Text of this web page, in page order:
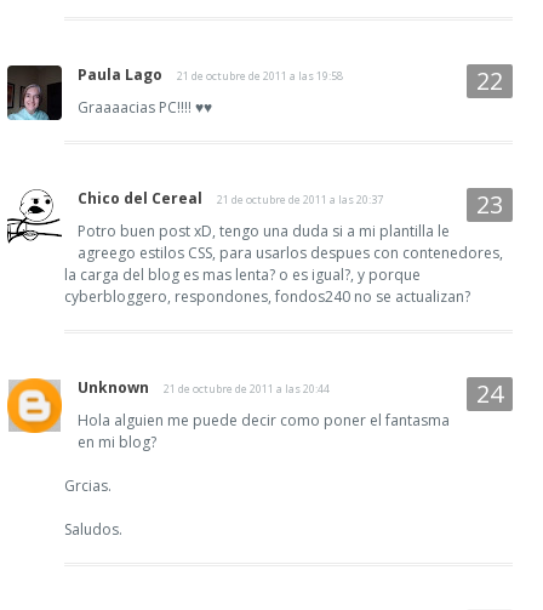
Paula Lago 21 de octubre de 2011 a las 19:58
Graaaacias PC!!!! ♥♥
Chico del Cereal 21 de octubre de 2011 a las 20:37
Potro buen post xD, tengo una duda si a mi plantilla le
agreego estilos CSS, para usarlos despues con contenedores,
la carga del blog es mas lenta? o es igual?, y porque
cyberbloggero, respondones, fondos240 no se actualizan?
Unknown 21 de octubre de 2011 a las 20:44
Hola alguien me puede decir como poner el fantasma
en mi blog?
Grcias.
Saludos.